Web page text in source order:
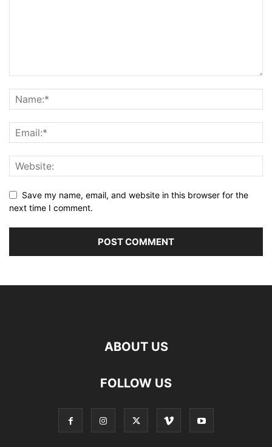
Save my name, email, and website in this browser for the
next time I comment.
ABOUT US
FOLLOW US